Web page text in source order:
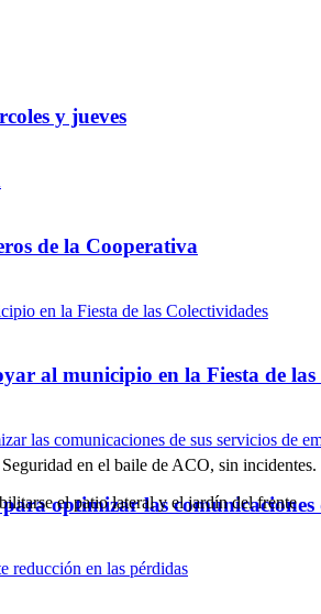
y jueves
de la Cooperativa
al municipio en la Fiesta de las
optimizar las comunicaciones
en el baile de ACO, sin incidentes.
el patio lateral y el jardín del frente